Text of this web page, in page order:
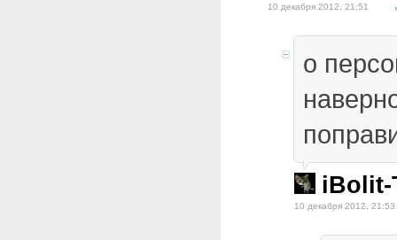
10 декабря 2012, 21:51
о
iBolit-
10 декабря 2012, 21:53